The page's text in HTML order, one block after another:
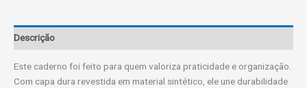
Descrição
Este caderno foi feito para quem valoriza praticidade e organização.
Com capa dura revestida em material sintético, ele une durabilidade